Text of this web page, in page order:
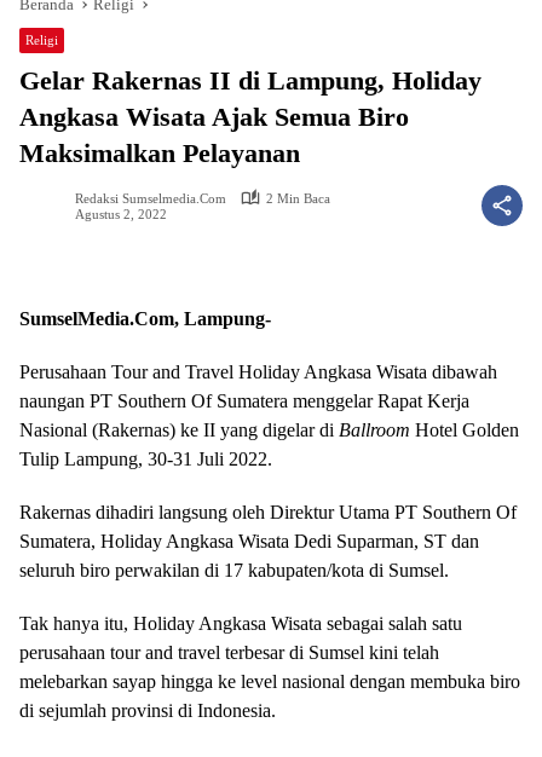
Beranda Religi
Religi
Gelar Rakernas II di Lampung, Holiday
Angkasa Wisata Ajak Semua Biro
Maksimalkan Pelayanan
Redaksi Sumselmedia.com
2 Min Baca
Agustus 2, 2022
SumselMedia.Com, Lampung-
Perusahaan Tour and Travel Holiday Angkasa Wisata dibawah
naungan PT Southern Of Sumatera menggelar Rapat Kerja
Nasional (Rakernas) ke II yang digelar di Ballroom Hotel Golden
Tulip Lampung, 30-31 Juli 2022.
Rakernas dihadiri langsung oleh Direktur Utama PT Southern Of
Sumatera, Holiday Angkasa Wisata Dedi Suparman, ST dan
seluruh biro perwakilan di 17 kabupaten/kota di Sumsel.
Tak hanya itu, Holiday Angkasa Wisata sebagai salah satu
perusahaan tour and travel terbesar di Sumsel kini telah
melebarkan sayap hingga ke level nasional dengan membuka biro
di sejumlah provinsi di Indonesia.